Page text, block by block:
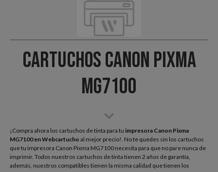
Cartuchos Canon Pixma
MG7100
¡Compra ahora los cartuchos de tinta para tu impresora Canon Pixma
MG7100 en Webcartucho al mejor precio!. No te quedes sin los cartuchos
que tu impresora Canon Pixma MG7100 necesita para que no pare nunca de
imprimir. Todos nuestros cartuchos de tinta tienen 2 años de garantía,
además, nuestros compatibles tienen la misma calidad que tienen los